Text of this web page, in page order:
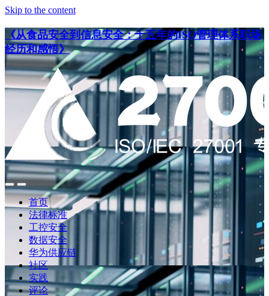
Skip to the content
《从食品安全到信息安全：十五年的ISO管理体系职场
经历和感悟》
点
此
搜
点
此
查
导
航
首页
法律标准
工控安全
数据安全
华为供应链
社区
实践
评论